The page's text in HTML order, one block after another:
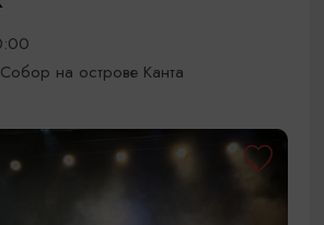
на острове Канта